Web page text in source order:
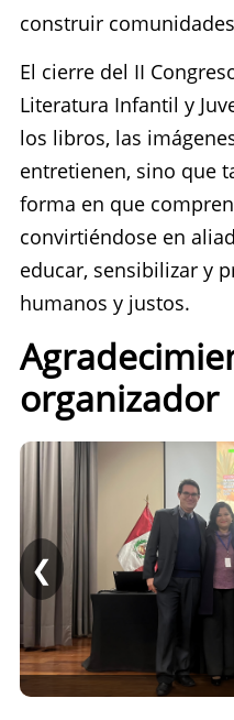
construir
El cierre del II
Literatura Infantil y
los libros, las
entretienen, sino que
forma en que
convirtiéndose en
educar, sensibilizar y
humanos y justos.
organizador
❮